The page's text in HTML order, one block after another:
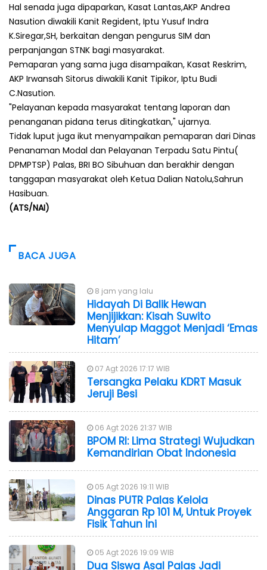
Hal senada juga dipaparkan, Kasat Lantas,AKP Andrea
Nasution diwakili Kanit Regident, Iptu Yusuf Indra
K.Siregar,SH, berkaitan dengan pengurus SIM dan
perpanjangan STNK bagi masyarakat.
Pemaparan yang sama juga disampaikan, Kasat Reskrim,
AKP Irwansah Sitorus diwakili Kanit Tipikor, Iptu Budi
C.Nasution.
"Pelayanan kepada masyarakat tentang laporan dan
penanganan pidana terus ditingkatkan," ujarnya.
Tidak luput juga ikut menyampaikan pemaparan dari Dinas
Penanaman Modal dan Pelayanan Terpadu Satu Pintu(
DPMPTSP) Palas, BRI BO Sibuhuan dan berakhir dengan
tanggapan masyarakat oleh Ketua Dalian Natolu,Sahrun
Hasibuan.
(ATS/NAI)
BACA JUGA
8 jam yang lalu
Hidayah Di Balik Hewan
Menjijikkan: Kisah Suwito
Menyulap Maggot Menjadi ‘Emas
Hitam’
07 Agt 2026 17:17 WIB
Tersangka Pelaku KDRT Masuk
Jeruji Besi
06 Agt 2026 21:37 WIB
BPOM RI: Lima Strategi Wujudkan
Kemandirian Obat Indonesia
05 Agt 2026 19:11 WIB
Dinas PUTR Palas Kelola
Anggaran Rp 101 M, Untuk Proyek
Fisik Tahun Ini
05 Agt 2026 19:09 WIB
Dua Siswa Asal Palas Jadi